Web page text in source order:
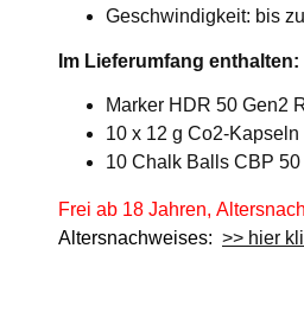
Geschwindigkeit: bis
Im Lieferumfang enthalten:
Marker HDR 50 Gen2
10 x 12 g Co2-Kapseln
10 Chalk Balls CBP
Frei ab 18 Jahren,
Altersnachweises: >> hier